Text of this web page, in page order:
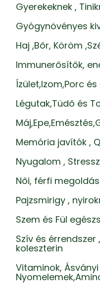
Gyerekeknek ,
Gyógynövényes
Haj ,Bőr, Köröm
Immunerősítők,
Ízület,Izom,Porc
Légutak,Tüdő és
Memória javítók ,
Nyugalom ,
Női, férfi
Pajzsmirigy ,
Szem és Fül
Szív és
koleszterin
Vitaminok,